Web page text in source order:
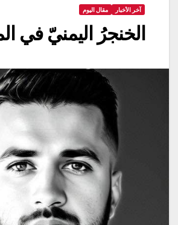
آخر الأخبار مقال اليوم
الخنجرُ اليمنيّ في